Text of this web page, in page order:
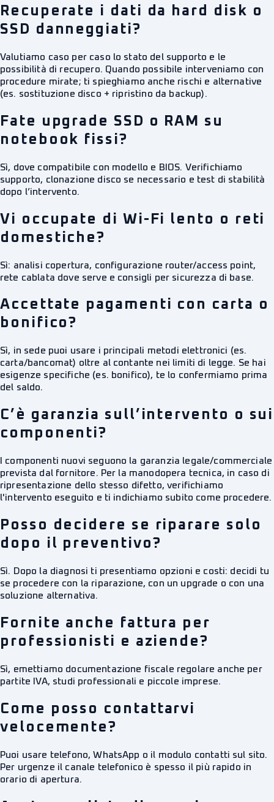
Recuperate i dati da hard disk o
SSD danneggiati?
Valutiamo caso per caso lo stato del supporto e le
possibilità di recupero. Quando possibile interveniamo con
procedure mirate; ti spieghiamo anche rischi e alternative
(es. sostituzione disco + ripristino da backup).
Fate upgrade SSD o RAM su
notebook fissi?
Sì, dove compatibile con modello e BIOS. Verifichiamo
supporto, clonazione disco se necessario e test di stabilità
dopo l’intervento.
Vi occupate di Wi-Fi lento o reti
domestiche?
Sì: analisi copertura, configurazione router/access point,
rete cablata dove serve e consigli per sicurezza di base.
Accettate pagamenti con carta o
bonifico?
Sì, in sede puoi usare i principali metodi elettronici (es.
carta/bancomat) oltre al contante nei limiti di legge. Se hai
esigenze specifiche (es. bonifico), te lo confermiamo prima
del saldo.
C’è garanzia sull’intervento o sui
componenti?
I componenti nuovi seguono la garanzia legale/commerciale
prevista dal fornitore. Per la manodopera tecnica, in caso di
ripresentazione dello stesso difetto, verifichiamo
l'intervento eseguito e ti indichiamo subito come procedere.
Posso decidere se riparare solo
dopo il preventivo?
Sì. Dopo la diagnosi ti presentiamo opzioni e costi: decidi tu
se procedere con la riparazione, con un upgrade o con una
soluzione alternativa.
Fornite anche fattura per
professionisti e aziende?
Sì, emettiamo documentazione fiscale regolare anche per
partite IVA, studi professionali e piccole imprese.
Come posso contattarvi
velocemente?
Puoi usare telefono, WhatsApp o il modulo contatti sul sito.
Per urgenze il canale telefonico è spesso il più rapido in
orario di apertura.